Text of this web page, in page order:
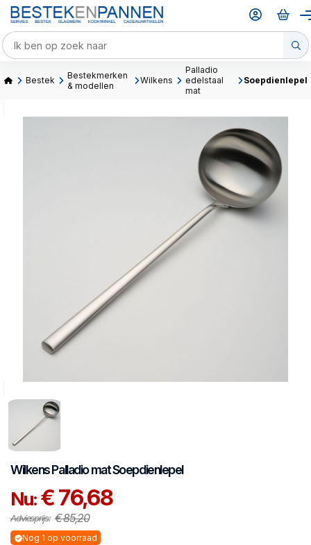
Bestek
Bestekmerken
& modellen
Wilkens
Palladio
edelstaal
mat
Soepdienlepel
WilkensPalladio matSoepdienlepel
Nu:€ 76,68
Adviesprijs: € 85,20
Nog 1 op voorraad